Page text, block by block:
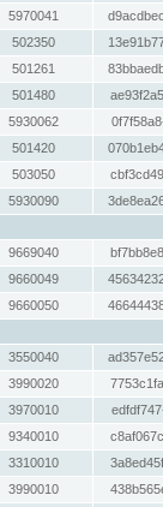
5970041
502350
501261
501480
5930062
501420
503050
5930090
9669040
9660049
9660050
3550040
3990020
3970010
9340010
3310010
3990010